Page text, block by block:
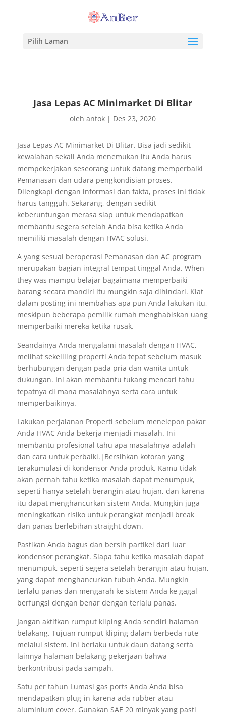
Pilih Laman
Jasa Lepas AC Minimarket Di Blitar
olehantok | Des 23, 2020
Jasa Lepas AC Minimarket Di Blitar. Bisa jadi sedikit
kewalahan sekali Anda menemukan itu Anda harus
mempekerjakan seseorang untuk datang memperbaiki
Pemanasan dan udara pengkondisian proses.
Dilengkapi dengan informasi dan fakta, proses ini tidak
harus tangguh. Sekarang, dengan sedikit
keberuntungan merasa siap untuk mendapatkan
membantu segera setelah Anda bisa ketika Anda
memiliki masalah dengan HVAC solusi.
A yang sesuai beroperasi Pemanasan dan AC program
merupakan bagian integral tempat tinggal Anda. When
they was mampu belajar bagaimana memperbaiki
barang secara mandiri itu mungkin saja dihindari. Kiat
dalam posting ini membahas apa pun Anda lakukan itu,
meskipun beberapa pemilik rumah menghabiskan uang
memperbaiki mereka ketika rusak.
Seandainya Anda mengalami masalah dengan HVAC,
melihat sekeliling properti Anda tepat sebelum masuk
berhubungan dengan pada pria dan wanita untuk
dukungan. Ini akan membantu tukang mencari tahu
tepatnya di mana masalahnya serta cara untuk
memperbaikinya.
Lakukan perjalanan Properti sebelum menelepon pakar
Anda HVAC Anda bekerja menjadi masalah. Ini
membantu profesional tahu apa masalahnya adalah
dan cara untuk perbaiki.|Bersihkan kotoran yang
terakumulasi di kondensor Anda produk. Kamu tidak
akan pernah tahu ketika masalah dapat menumpuk,
seperti hanya setelah berangin atau hujan, dan karena
itu dapat menghancurkan sistem Anda. Mungkin juga
meningkatkan risiko untuk perangkat menjadi break
dan panas berlebihan straight down.
Pastikan Anda bagus dan bersih partikel dari luar
kondensor perangkat. Siapa tahu ketika masalah dapat
menumpuk, seperti segera setelah berangin atau hujan,
yang dapat menghancurkan tubuh Anda. Mungkin
terlalu panas dan mengarah ke sistem Anda ke gagal
berfungsi dengan benar dengan terlalu panas.
Jangan aktifkan rumput kliping Anda sendiri halaman
belakang. Tujuan rumput kliping dalam berbeda rute
melalui sistem. Ini berlaku untuk daun datang serta
lainnya halaman belakang pekerjaan bahwa
berkontribusi pada sampah.
Satu per tahun Lumasi gas ports Anda Anda bisa
mendapatkan plug-in karena ada rubber atau
aluminium cover. Gunakan SAE 20 minyak yang pasti